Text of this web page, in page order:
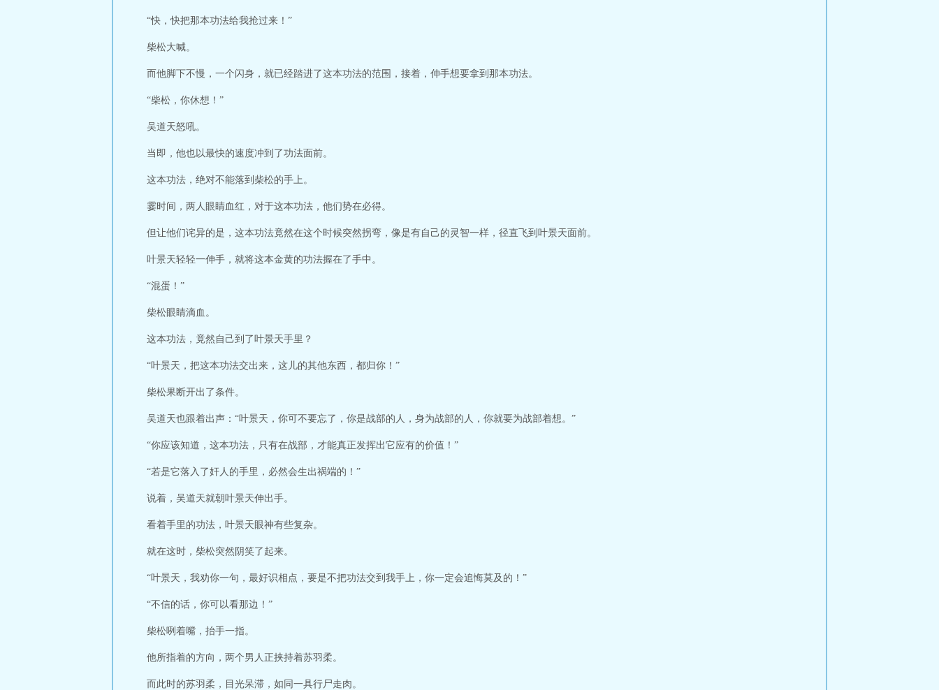
“快，快把那本功法给我抢过来！”
柴松大喊。
而他脚下不慢，一个闪身，就已经踏进了这本功法的范围，接着，伸手想要拿到那本功法。
“柴松，你休想！”
吴道天怒吼。
当即，他也以最快的速度冲到了功法面前。
这本功法，绝对不能落到柴松的手上。
霎时间，两人眼睛血红，对于这本功法，他们势在必得。
但让他们诧异的是，这本功法竟然在这个时候突然拐弯，像是有自己的灵智一样，径直飞到叶景天面前。
叶景天轻轻一伸手，就将这本金黄的功法握在了手中。
“混蛋！”
柴松眼睛滴血。
这本功法，竟然自己到了叶景天手里？
“叶景天，把这本功法交出来，这儿的其他东西，都归你！”
柴松果断开出了条件。
吴道天也跟着出声：“叶景天，你可不要忘了，你是战部的人，身为战部的人，你就要为战部着想。”
“你应该知道，这本功法，只有在战部，才能真正发挥出它应有的价值！”
“若是它落入了奸人的手里，必然会生出祸端的！”
说着，吴道天就朝叶景天伸出手。
看着手里的功法，叶景天眼神有些复杂。
就在这时，柴松突然阴笑了起来。
“叶景天，我劝你一句，最好识相点，要是不把功法交到我手上，你一定会追悔莫及的！”
“不信的话，你可以看那边！”
柴松咧着嘴，抬手一指。
他所指着的方向，两个男人正挟持着苏羽柔。
而此时的苏羽柔，目光呆滞，如同一具行尸走肉。